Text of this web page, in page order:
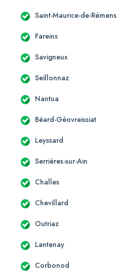
Saint-Maurice-de-Rémens
Fareins
Savigneux
Seillonnaz
Nantua
Béard-Géovreissiat
Leyssard
Serrières-sur-Ain
Challes
Chevillard
Outriaz
Lantenay
Corbonod